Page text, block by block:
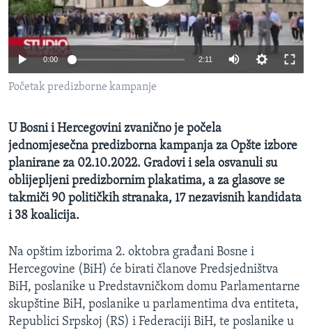
MAGAZIN
O GLASU AMERIKE
Learning English
Jezici
0:00 2:11
Početak predizborne kampanje
U Bosni i Hercegovini zvanično je počela
jednomjesečna predizborna kampanja za Opšte izbore
planirane za 02.10.2022. Gradovi i sela osvanuli su
oblijepljeni predizbornim plakatima, a za glasove se
takmiči 90 političkih stranaka, 17 nezavisnih kandidata
i 38 koalicija.
Na opštim izborima 2. oktobra građani Bosne i
Hercegovine (BiH) će birati članove Predsjedništva
BiH, poslanike u Predstavničkom domu Parlamentarne
skupštine BiH, poslanike u parlamentima dva entiteta,
Republici Srpskoj (RS) i Federaciji BiH, te poslanike u